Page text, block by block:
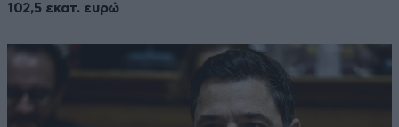
102,5 εκατ. ευρώ